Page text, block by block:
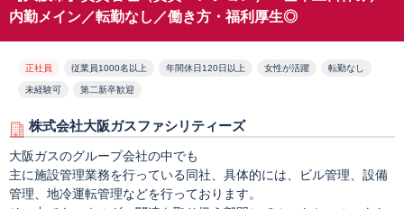
内勤メイン／転勤なし／働き方・福利厚生◎
正社員 従業員1000名以上 年間休日120日以上 女性が活躍 転勤なし
未経験可 第二新卒歓迎
株式会社大阪ガスファシリティーズ
大阪ガスのグループ会社の中でも
主に施設管理業務を行っている同社、具体的には、ビル管理、設備
管理、地冷運転管理などを行っております。